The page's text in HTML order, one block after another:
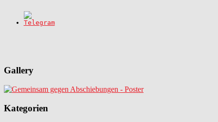
Gallery
Kategorien